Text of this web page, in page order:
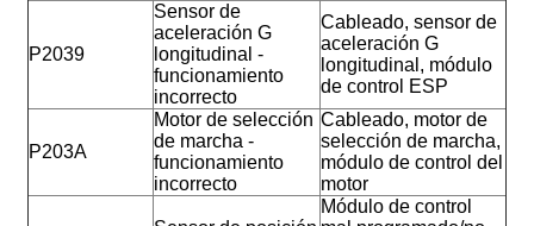
P2039
Sensor de
aceleración G
longitudinal -
funcionamiento
incorrecto
Cableado, sensor de
aceleración G
longitudinal, módulo
de control ESP
P203A
Motor de selección
de marcha -
funcionamiento
incorrecto
Cableado, motor de
selección de marcha,
módulo de control del
motor
Módulo de control